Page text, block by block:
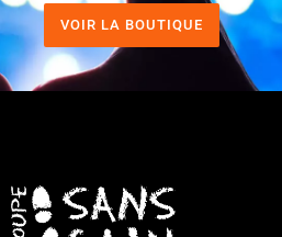
VOIR LA BOUTIQUE